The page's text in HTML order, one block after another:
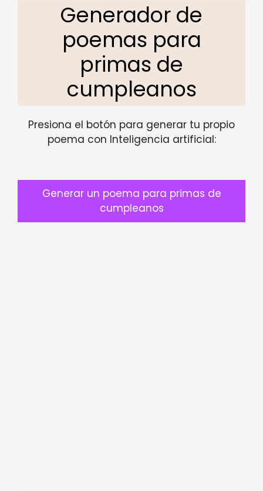
Generador de
poemas para
primas de
cumpleanos
Presiona el botón para generar tu propio
poema con Inteligencia artificial:
Generar un poema para primas de
cumpleanos